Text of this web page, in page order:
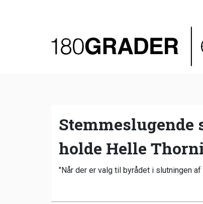
holde Helle
"Når der er valg til byrådet i slutningen